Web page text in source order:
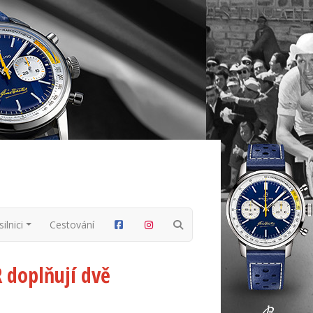
Cestování
doplňují dvě